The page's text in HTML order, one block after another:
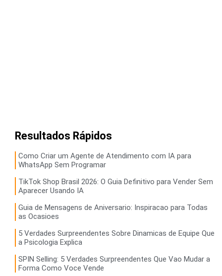
Resultados Rápidos
Como Criar um Agente de Atendimento com IA para
WhatsApp Sem Programar
TikTok Shop Brasil 2026: O Guia Definitivo para Vender Sem
Aparecer Usando IA
Guia de Mensagens de Aniversario: Inspiracao para Todas
as Ocasioes
5 Verdades Surpreendentes Sobre Dinamicas de Equipe Que
a Psicologia Explica
SPIN Selling: 5 Verdades Surpreendentes Que Vao Mudar a
Forma Como Voce Vende